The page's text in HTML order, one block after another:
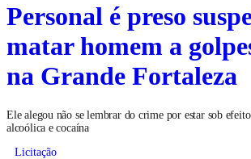
Personal é preso
matar homem a
na Grande Fortaleza
Ele alegou não se lembrar do crime por estar sob
alcoólica e cocaína
Licitação